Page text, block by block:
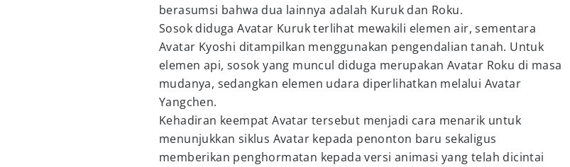
berasumsi bahwa dua lainnya adalah Kuruk dan Roku.
Sosok diduga Avatar Kuruk terlihat mewakili elemen air, sementara
Avatar Kyoshi ditampilkan menggunakan pengendalian tanah. Untuk
elemen api, sosok yang muncul diduga merupakan Avatar Roku di masa
mudanya, sedangkan elemen udara diperlihatkan melalui Avatar
Yangchen.
Kehadiran keempat Avatar tersebut menjadi cara menarik untuk
menunjukkan siklus Avatar kepada penonton baru sekaligus
memberikan penghormatan kepada versi animasi yang telah dicintai